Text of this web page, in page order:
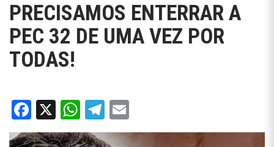
PRECISAMOS ENTERRAR A
PEC 32 DE UMA VEZ POR
TODAS!
Facebook
X WhatsApp
Telegram